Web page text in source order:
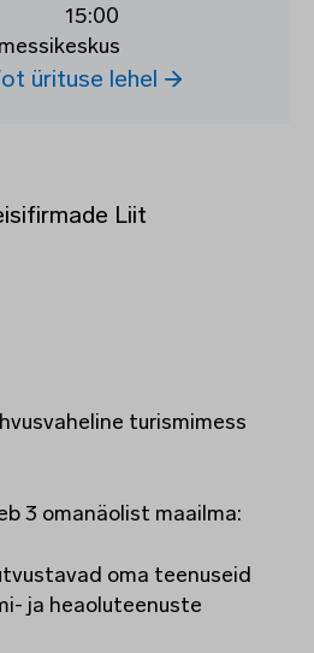
15:00
ürituse lehel
Liit
turismimess
3 omanäolist maailma:
oma teenuseid
ja heaoluteenuste